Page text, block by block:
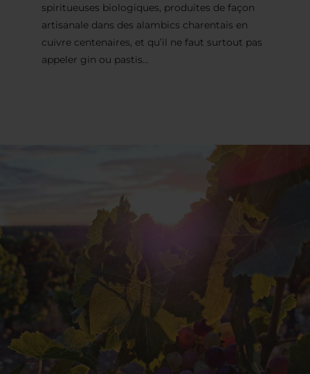
spiritueuses biologiques, produites de façon
artisanale dans des alambics charentais en
cuivre centenaires, et qu’il ne faut surtout pas
appeler gin ou pastis…